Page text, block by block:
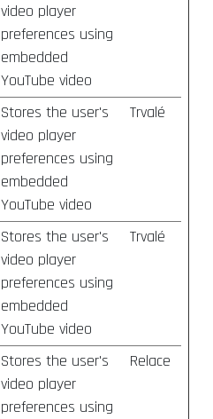
video player
preferences using
embedded
YouTube video
Stores the user's
video player
preferences using
embedded
YouTube video
Trvalé
Stores the user's
video player
preferences using
embedded
YouTube video
Trvalé
Stores the user's
video player
preferences using
Relace